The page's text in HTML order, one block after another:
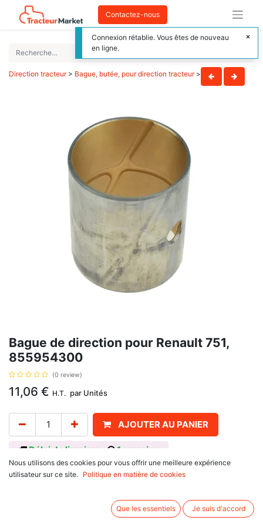
Contactez-nous
Direction tracteur> Bague, butée, pour direction tracteur>
Bague de direction pour Renault 751,
855954300
(0 review)
11,06 € H.T. par Unités
AJOUTER AU PANIER
Délai de livraison : 1 semaine
diamètre Intérieur 36 mm, et extérieur 39 mm, largeur 45 mm, avec pour
Informations complémentaires:
Pour Claas / Renault : 301, 351 M, 361, 421, 466 S, 58-12 LS, 58-32, 551, 556,
Nous utilisons des cookies pour vous offrir une meilleure expérience
utilisateur sur ce site.
Politique en matière de cookies
Que les essentiels Je suis d'accord
Connexion rétablie. Vous êtes de nouveau
en ligne.